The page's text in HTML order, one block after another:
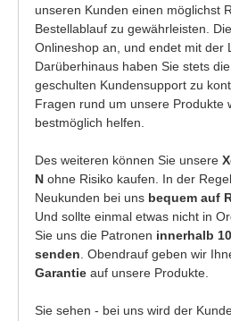
unseren Kunden einen möglichst
Bestellablauf zu gewährleisten.
Onlineshop an, und endet mit der
Darüberhinaus haben Sie stets
geschulten Kundensupport zu
Fragen rund um unsere Produkte
bestmöglich helfen.
Des weiteren können Sie unsere
N ohne Risiko kaufen. In der
Neukunden bei uns bequem auf
Und sollte einmal etwas nicht in
Sie uns die Patronen innerhalb
senden . Obendrauf geben wir
Garantie auf unsere Produkte.
Sie sehen - bei uns wird der